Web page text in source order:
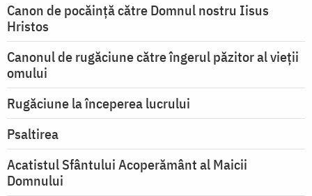
Canon de pocăință către Domnul nostru Iisus
Hristos
Canonul de rugăciune către îngerul păzitor al vieții
omului
Rugăciune la începerea lucrului
Psaltirea
Acatistul Sfântului Acoperământ al Maicii
Domnului